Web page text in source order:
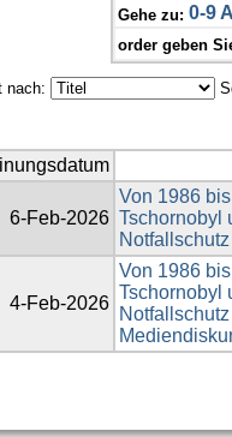
Gehe zu: 0-9 A
order geben
nach:
6-Feb-2026
Von 1986
Tschornobyl
4-Feb-2026
Von 1986
Tschornobyl